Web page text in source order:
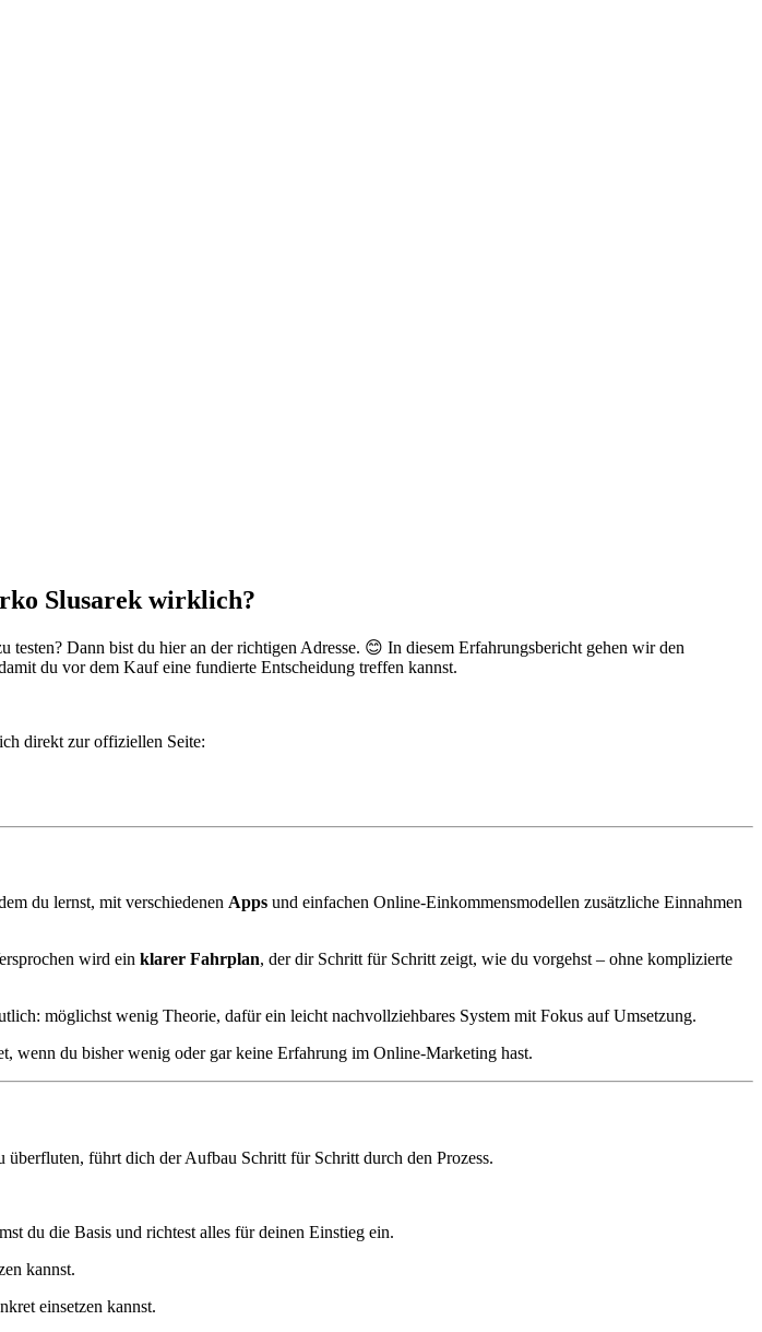
Slusarek wirklich?
testen? Dann bist du hier an der richtigen Adresse. 😊 In diesem Erfahrungsbericht gehen wir den
du vor dem Kauf eine fundierte Entscheidung treffen kannst.
direkt zur offiziellen Seite:
du lernst, mit verschiedenen Apps und einfachen Online-Einkommensmodellen zusätzliche Einnahmen
wird ein klarer Fahrplan, der dir Schritt für Schritt zeigt, wie du vorgehst – ohne komplizierte
möglichst wenig Theorie, dafür ein leicht nachvollziehbares System mit Fokus auf Umsetzung.
wenn du bisher wenig oder gar keine Erfahrung im Online-Marketing hast.
führt dich der Aufbau Schritt für Schritt durch den Prozess.
du die Basis und richtest alles für deinen Einstieg ein.
kannst.
einsetzen kannst.